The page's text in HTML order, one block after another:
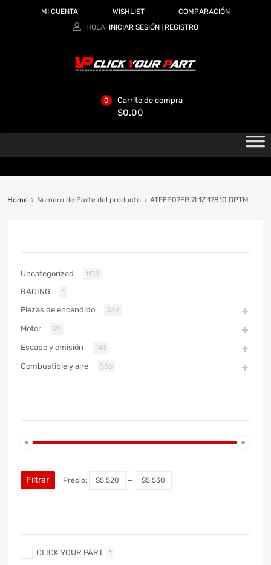
MI CUENTA WISHLIST
COMPARACIÓN
HOLA. INICIAR SESIÓN REGISTRO
Carrito de compra
$0.00
0
Home Numero de Parte del producto ATFEP07ER 7L1Z 17810 DPTM
Uncategorized 1173
RACING 1
Piezas de encendido 339
Motor 99
Escape y emisión 143
Combustible y aire 556
Filtrar Precio: $5,520 — $5,530
CLICK YOUR PART 1